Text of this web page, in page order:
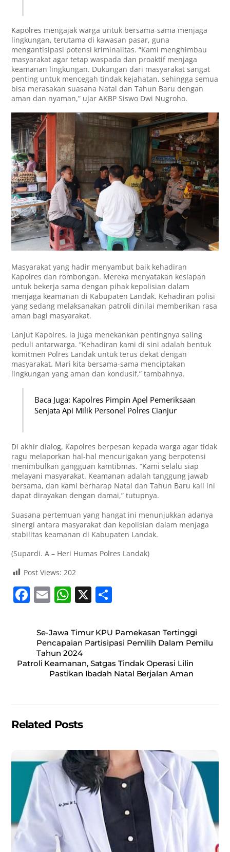
Kapolres mengajak warga untuk bersama-sama menjaga
lingkungan, terutama di kawasan pasar, guna
mengantisipasi potensi kriminalitas. “Kami menghimbau
masyarakat agar tetap waspada dan proaktif menjaga
keamanan lingkungan. Dukungan dari masyarakat sangat
penting untuk mencegah tindak kejahatan, sehingga semua
bisa merasakan suasana Natal dan Tahun Baru dengan
aman dan nyaman,” ujar AKBP Siswo Dwi Nugroho.
Masyarakat yang hadir menyambut baik kehadiran
Kapolres dan rombongan. Mereka menyatakan kesiapan
untuk bekerja sama dengan pihak kepolisian dalam
menjaga keamanan di Kabupaten Landak. Kehadiran polisi
yang sedang melaksanakan patroli dinilai memberikan rasa
aman bagi masyarakat.
Lanjut Kapolres, ia juga menekankan pentingnya saling
peduli antarwarga. “Kehadiran kami di sini adalah bentuk
komitmen Polres Landak untuk terus dekat dengan
masyarakat. Mari kita bersama-sama menciptakan
lingkungan yang aman dan kondusif,” tambahnya.
Baca Juga: Kapolres Pimpin Apel Pemeriksaan
Senjata Api Milik Personel Polres Cianjur
Di akhir dialog, Kapolres berpesan kepada warga agar tidak
ragu melaporkan hal-hal mencurigakan yang berpotensi
menimbulkan gangguan kamtibmas. “Kami selalu siap
melayani masyarakat. Keamanan adalah tanggung jawab
bersama, dan kami berharap Natal dan Tahun Baru kali ini
dapat dirayakan dengan damai,” tutupnya.
Suasana pertemuan yang hangat ini menunjukkan adanya
sinergi antara masyarakat dan kepolisian dalam menjaga
stabilitas keamanan di Kabupaten Landak.
(Supardi. A – Heri Humas Polres Landak)
Post Views: 202
F
c
e
b
E
ai
l
W
at
s
A
p
X
ar
e
Se-Jawa Timur KPU Pamekasan Tertinggi
Pencapaian Partisipasi Pemilih Dalam Pemilu
Tahun 2024
Patroli Keamanan, Satgas Tindak Operasi Lilin
Pastikan Ibadah Natal Berjalan Aman
Related Posts